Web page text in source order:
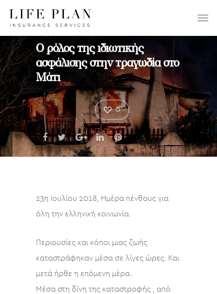
ΕΠΙΛΕΞΤΕ:
Ο ρόλος της ιδιωτικής
ασφάλισης στην τραγωδία στο
Μάτι
0
23η Ιουλίου 2018, Ημέρα πένθους για
όλη την ελληνική κοινωνία.
Περιουσίες και κόποι μιας ζωής
καταστράφηκαν μέσα σε λίγες ώρες. Και
μετά ήρθε η επόμενη μέρα..
Μέσα στη δίνη της καταστροφής , από